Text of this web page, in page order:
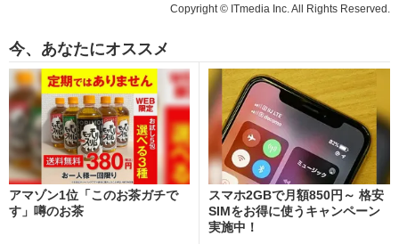
Copyright © ITmedia Inc. All Rights Reserved.
今、あなたにオススメ
アマゾン1位「このお茶ガチで
す」噂のお茶
スマホ2GBで月額850円～ 格安
SIMをお得に使うキャンペーン
実施中！